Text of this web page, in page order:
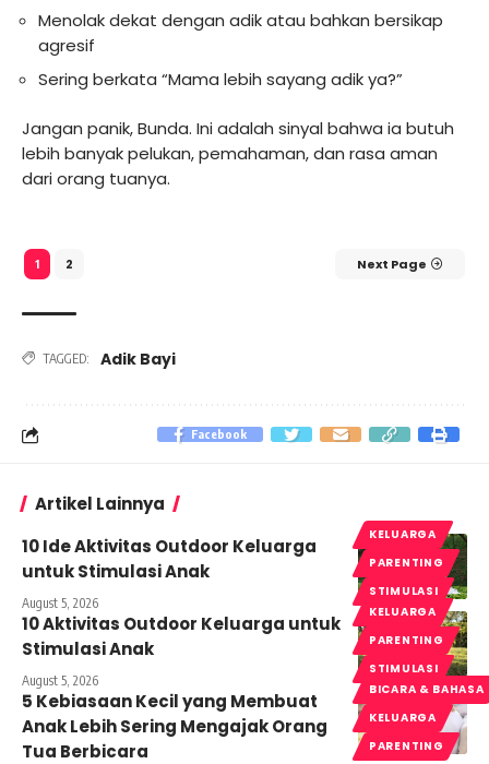
Menolak dekat dengan adik atau bahkan bersikap
agresif
Sering berkata “Mama lebih sayang adik ya?”
Jangan panik, Bunda. Ini adalah sinyal bahwa ia butuh
lebih banyak pelukan, pemahaman, dan rasa aman
dari orang tuanya.
1 2 Next Page
TAGGED: Adik Bayi
Facebook
Artikel Lainnya
KELUARGA
PARENTING
STIMULASI
10 Ide Aktivitas Outdoor Keluarga
untuk Stimulasi Anak
August 5, 2026
KELUARGA
PARENTING
STIMULASI
10 Aktivitas Outdoor Keluarga untuk
Stimulasi Anak
August 5, 2026
BICARA & BAHASA
KELUARGA
PARENTING
5 Kebiasaan Kecil yang Membuat
Anak Lebih Sering Mengajak Orang
Tua Berbicara